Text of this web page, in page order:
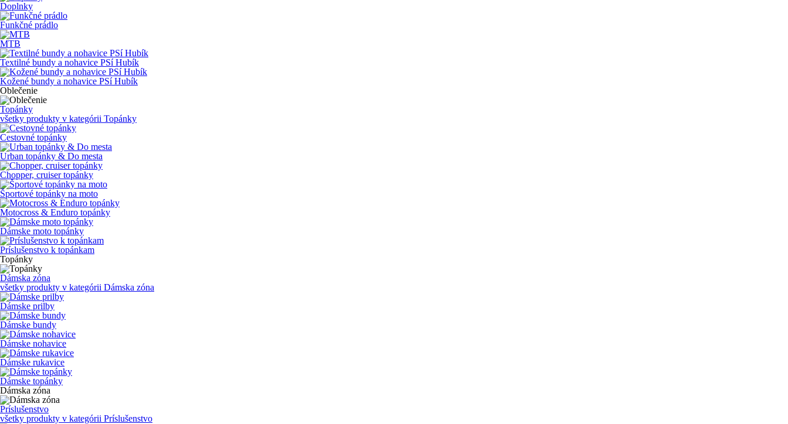
Doplnky
Funkčné prádlo
MTB
Textilné bundy a nohavice PSí Hubík
Kožené bundy a nohavice PSí Hubík
Oblečenie
Topánky
všetky produkty v kategórii Topánky
Cestovné topánky
Urban topánky & Do mesta
Chopper, cruiser topánky
Športové topánky na moto
Motocross & Enduro topánky
Dámske moto topánky
Príslušenstvo k topánkam
Topánky
Dámska zóna
všetky produkty v kategórii Dámska zóna
Dámske prilby
Dámske bundy
Dámske nohavice
Dámske rukavice
Dámske topánky
Dámska zóna
Príslušenstvo
všetky produkty v kategórii Príslušenstvo